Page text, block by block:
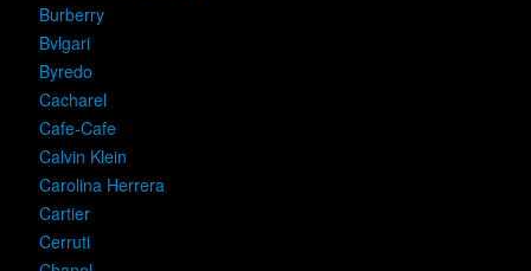
Burberry
Bvlgari
Byredo
Cacharel
Cafe-Cafe
Calvin Klein
Carolina Herrera
Cartier
Cerruti